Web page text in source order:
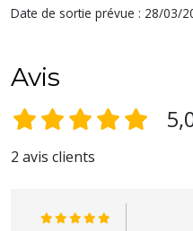
Date de sortie prévue : 28/03/
Avis
2 avis clients